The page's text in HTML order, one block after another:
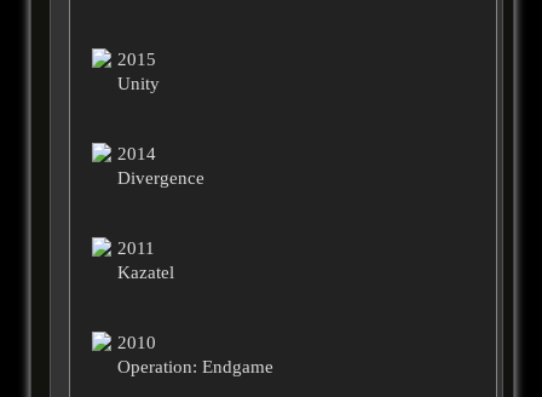
2015
Unity
2014
Divergence
2011
Kazatel
2010
Operation: Endgame